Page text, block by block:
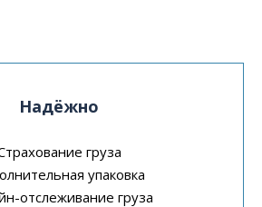
Надёжно
груза
упаковка
отслеживание груза